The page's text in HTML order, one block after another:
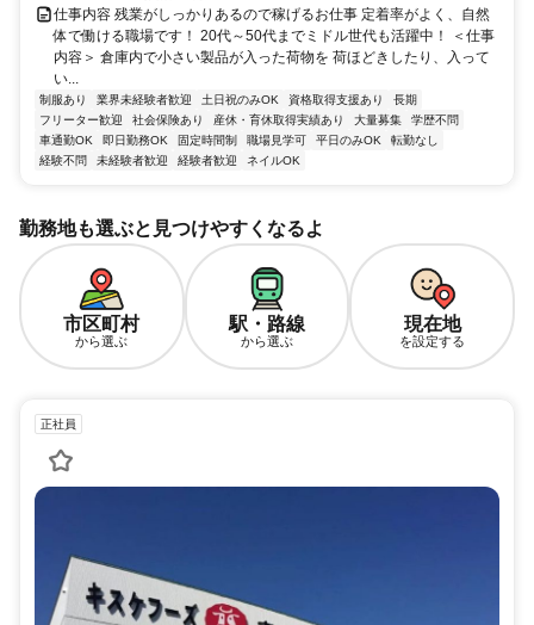
仕事内容 残業がしっかりあるので稼げるお仕事 定着率がよく、自然
体で働ける職場です！ 20代～50代までミドル世代も活躍中！ ＜仕事
内容＞ 倉庫内で小さい製品が入った荷物を 荷ほどきしたり、入って
い...
制服あり 業界未経験者歓迎 土日祝のみOK 資格取得支援あり
長期
フリーター歓迎
社会保険あり 産休・育休取得実績あり 大量募集
学歴不問
車通勤OK
即日勤務OK 固定時間制 職場見学可 平日のみOK
転勤なし
経験不問
未経験者歓迎 経験者歓迎 ネイルOK
勤務地も選ぶと見つけやすくなるよ
市区町村
から選ぶ
駅・路線
から選ぶ
現在地
を設定する
正社員